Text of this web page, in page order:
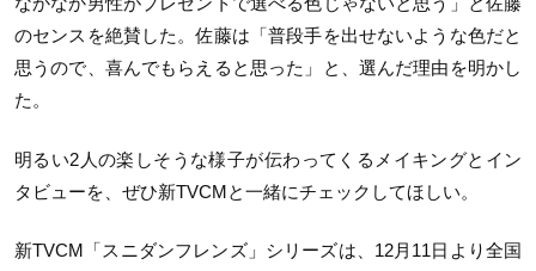
のセンスを絶賛した。佐藤は「普段手を出せないような色だと
思うので、喜んでもらえると思った」と、選んだ理由を明かし
た。
明るい2 人の楽しそうな様子が伝わってくるメイキングとイン
タビューを、ぜひ新TVCMと一緒にチェックしてほしい。
新TVCM 「スニダンフレンズ」シリーズは、 12月 11日より全国